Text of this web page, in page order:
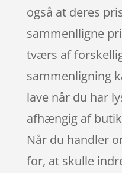
også at deres
sammenlligne
tværs af
sammenligning
lave når du har
afhængig af
Når du handler
for, at skulle